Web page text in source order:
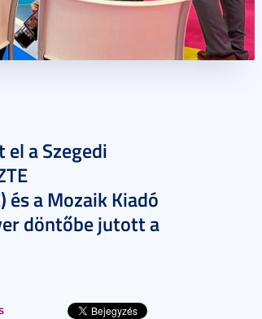
a Szegedi
és a Mozaik Kiadó
döntőbe jutott a